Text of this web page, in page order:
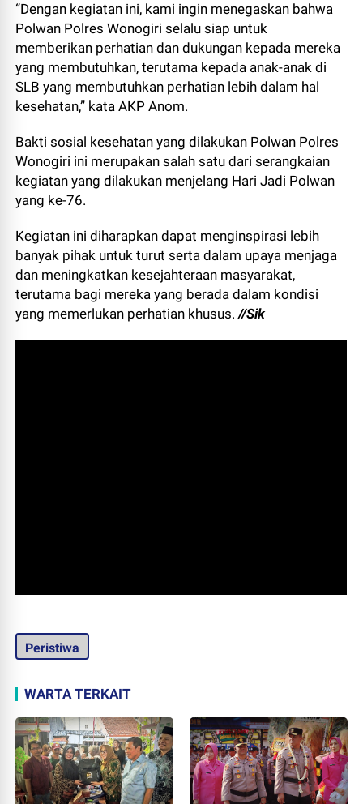
“Dengan kegiatan ini, kami ingin menegaskan bahwa
Polwan Polres Wonogiri selalu siap untuk
memberikan perhatian dan dukungan kepada mereka
yang membutuhkan, terutama kepada anak-anak di
SLB yang membutuhkan perhatian lebih dalam hal
kesehatan,” kata AKP Anom.
Bakti sosial kesehatan yang dilakukan Polwan Polres
Wonogiri ini merupakan salah satu dari serangkaian
kegiatan yang dilakukan menjelang Hari Jadi Polwan
yang ke-76.
Kegiatan ini diharapkan dapat menginspirasi lebih
banyak pihak untuk turut serta dalam upaya menjaga
dan meningkatkan kesejahteraan masyarakat,
terutama bagi mereka yang berada dalam kondisi
yang memerlukan perhatian khusus.//Sik
Peristiwa
WARTA TERKAIT